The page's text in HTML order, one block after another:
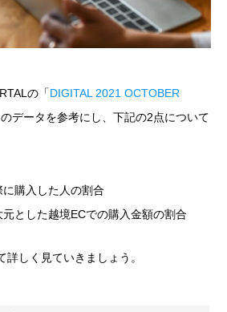
の「DIGITAL 2021 OCTOBER
のデータを参考にし、下記の2点について
購入した人の割合
とした越境ECでの購入金額の割合
しく見ていきましょう。